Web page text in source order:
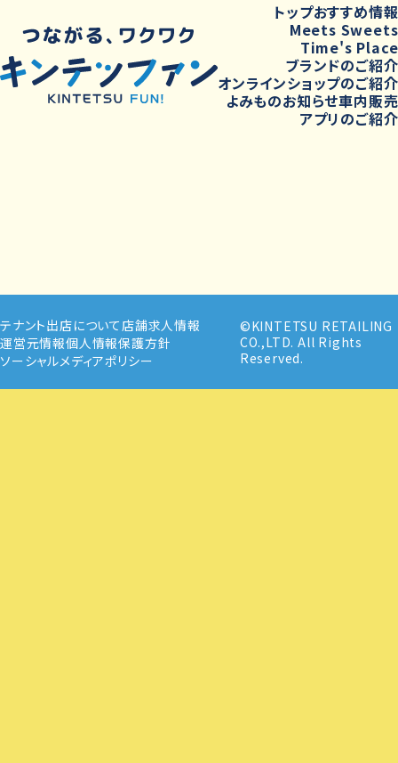
トップおすすめ情報
Meets Sweets
Time's Place
ブランドのご紹介
オンラインショップのご紹介
よみものお知らせ車内販売
アプリのご紹介
テナント出店について店舗求人情報
運営元情報個人情報保護方針
ソーシャルメディアポリシー
©KINTETSU RETAILING
CO.,LTD. All Rights
Reserved.